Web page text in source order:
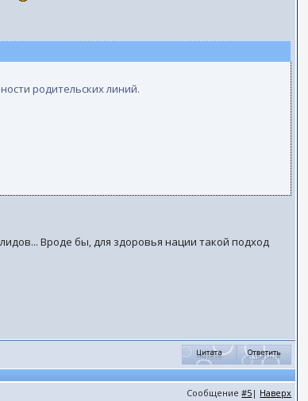
родительских линий.
Вроде бы, для здоровья нации такой подход
Сообщение#5 | Наверх